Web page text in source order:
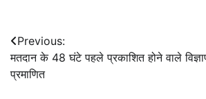
Post
navigation
Previous:
मतदान के 48 घंटे पहले प्रकाशित होने वाले
प्रमाणित